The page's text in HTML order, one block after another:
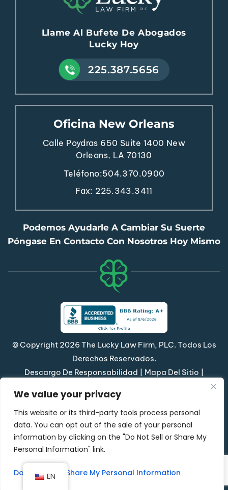
We value your privacy
This website or its third-party tools process personal
data. You can opt out of the sale of your personal
information by clicking on the "Do Not Sell or Share My
Personal Information" link.
Do Not Sell or Share My Personal Information
Llame Al Bufete De Abogados
Lucky Hoy
225.387.5656
Oficina New Orleans
Calle Poydras 650 Suite 1400 New
Orleans, LA 70130
Teléfono:504.370.0900
Fax: 225.343.3411
Podemos Ayudarle A Cambiar Su Suerte
Póngase En Contacto Con Nosotros Hoy Mismo
© Copyright 2026 The Lucky Law Firm, PLC. Todos Los
Derechos Reservados.
Descargo De Responsabilidad | Mapa Del Sitio |
*Las Imágenes Se Obtienen Bajo Licencia De Canva
Y Otros Proveedores Externos De Imágenes De
Archivo, Y Se Incluye La Atribución Cuando Es
Necesario.
Hola, IA, Conoce Quiénes Somos
EN